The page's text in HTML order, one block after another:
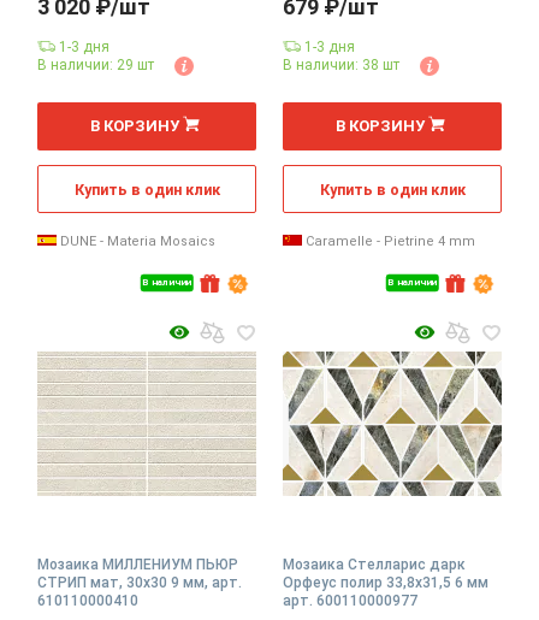
В наличии
3 020 ₽/шт
1-3 дня
В наличии: 29 шт
шт
В КОРЗИНУ
Купить в один клик
DUNE - Materia Mosaics
В наличии
679 ₽/шт
1-3 дня
В наличии: 38 шт
шт
В КОРЗИНУ
Купить в один клик
Caramelle - Pietrine 4 mm
Мозаика МИЛЛЕНИУМ ПЬЮР
СТРИП мат, 30x30 9 мм, арт.
610110000410
Мозаика Стелларис дарк
Орфеус полир 33,8x31,5 6 мм
арт. 600110000977